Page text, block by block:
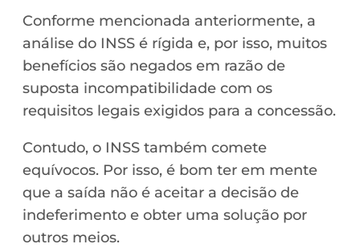
Conforme mencionada anteriormente, a
análise do INSS é rígida e, por isso, muitos
benefícios são negados em razão de
suposta incompatibilidade com os
requisitos legais exigidos para a concessão.
Contudo, o INSS também comete
equívocos. Por isso, é bom ter em mente
que a saída não é aceitar a decisão de
indeferimento e obter uma solução por
outros meios.